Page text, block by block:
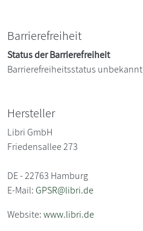
Barrierefreiheit
Status der Barrierefreiheit
Barrierefreiheitsstatus unbekannt
Hersteller
Libri GmbH
Friedensallee 273
DE - 22763 Hamburg
E-Mail:GPSR@libri.de
Website:www.libri.de